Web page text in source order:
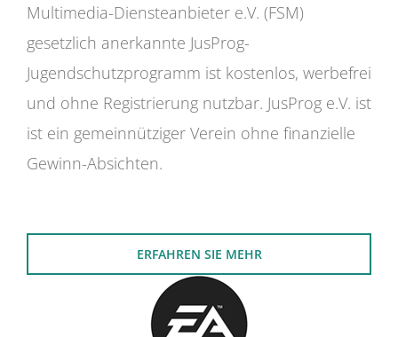
Multimedia-Diensteanbieter e.V. (FSM)
gesetzlich anerkannte JusProg-
Jugendschutzprogramm ist kostenlos, werbefrei
und ohne Registrierung nutzbar. JusProg e.V. ist
ist ein gemeinnütziger Verein ohne finanzielle
Gewinn-Absichten.
ERFAHREN SIE MEHR